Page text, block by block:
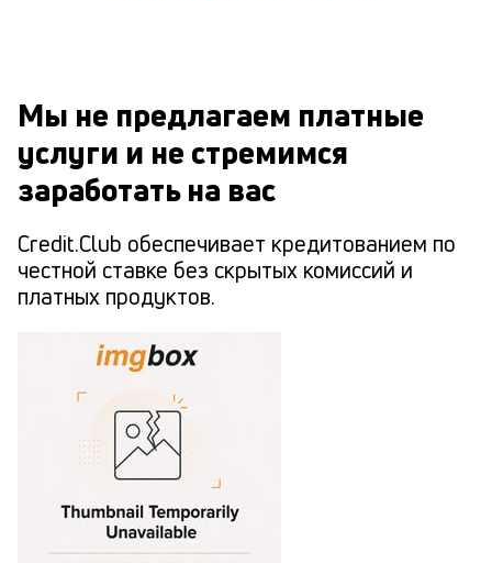
Мы не предлагаем платные
услуги и не стремимся
заработать на вас
Credit.Club обеспечивает кредитованием по
честной ставке без скрытых комиссий и
платных продуктов.